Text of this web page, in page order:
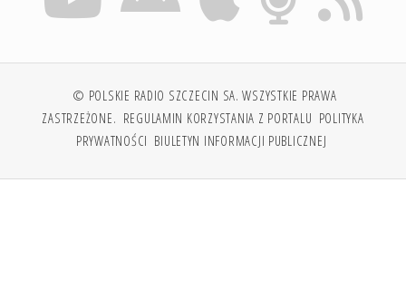
© POLSKIE RADIO SZCZECIN SA. WSZYSTKIE PRAWA
ZASTRZEŻONE. REGULAMIN KORZYSTANIA Z PORTALU POLITYKA
PRYWATNOŚCI BIULETYN INFORMACJI PUBLICZNEJ